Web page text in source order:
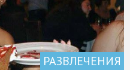
РАЗВЛЕЧЕНИЯ